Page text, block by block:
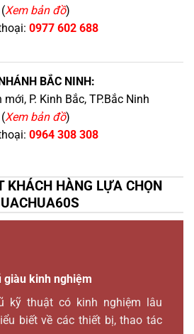
(Xem bản đồ)
0977 602 688
BẮC NINH:
P. Kinh Bắc, TP.Bắc Ninh
(Xem bản đồ)
0964 308 308
KHÁCH HÀNG LỰA CHỌN
giàu kinh nghiệm
kỹ thuật có kinh nghiệm lâu
biết về các thiết bị, thao tác